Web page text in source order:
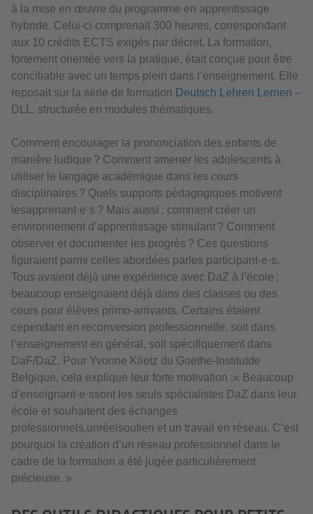
à la mise en œuvre du programme en apprentissage
hybride. Celui-ci comprenait 300 heures, correspondant
aux 10 crédits ECTS exigés par décret. La formation,
fortement orientée vers la pratique, était conçue pour être
conciliable avec un temps plein dans l’enseignement. Elle
reposait sur la série de formation Deutsch Lehren Lernen –
DLL, structurée en modules thématiques.
Comment encourager la prononciation des enfants de
manière ludique ? Comment amener les adolescents à
utiliser le langage académique dans les cours
disciplinaires ? Quels supports pédagogiques motivent
lesapprenant·e·s ? Mais aussi : comment créer un
environnement d’apprentissage stimulant ? Comment
observer et documenter les progrès ? Ces questions
figuraient parmi celles abordées parles participant·e·s.
Tous avaient déjà une expérience avec DaZ à l’école ;
beaucoup enseignaient déjà dans des classes ou des
cours pour élèves primo-arrivants. Certains étaient
cependant en reconversion professionnelle, soit dans
l’enseignement en général, soit spécifiquement dans
DaF/DaZ. Pour Yvonne Klietz du Goethe-Institutde
Belgique, cela explique leur forte motivation :« Beaucoup
d’enseignant·e·ssont les seuls spécialistes DaZ dans leur
école et souhaitent des échanges
professionnels,unréelsoutien et un travail en réseau. C’est
pourquoi la création d’un réseau professionnel dans le
cadre de la formation a été jugée particulièrement
précieuse. »